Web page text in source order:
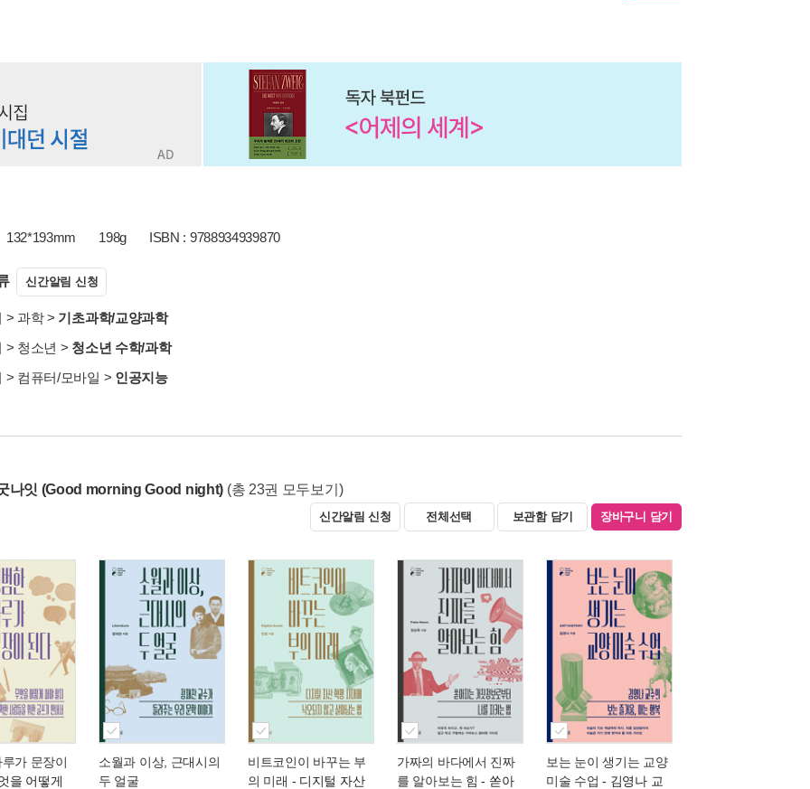
132*193mm 198g ISBN : 9788934939870
신간알림 신청
> 과학> 기초과학/교양과학
> 청소년 > 청소년 수학/과학
> 컴퓨터/모바일 > 인공지능
나잇 (Good morning Good night) (총 23권 모두보기)
신간알림 신청 전체선택 보관함 담기 장바구니 담기
가 문장이
을 어떻게
소월과 이상, 근대시의
두 얼굴
비트코인이 바꾸는 부
의 미래 - 디지털 자산
가짜의 바다에서 진짜
를 알아보는 힘 - 쏟아
보는 눈이 생기는 교양
미술 수업 - 김영나 교